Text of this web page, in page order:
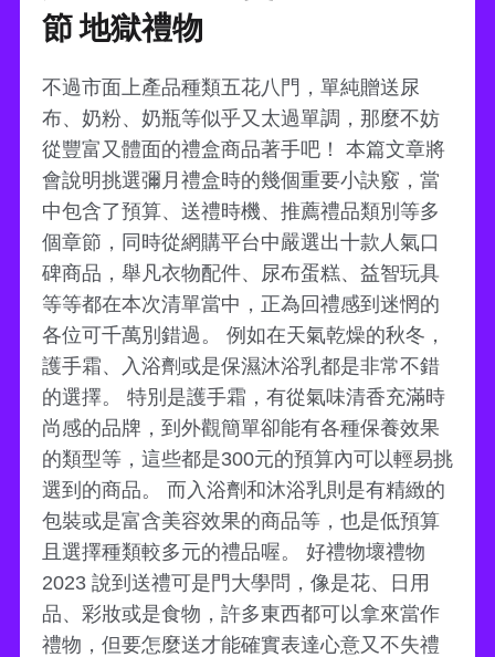
節 地獄禮物
不過市面上產品種類五花八門，單純贈送尿
布、奶粉、奶瓶等似乎又太過單調，那麼不妨
從豐富又體面的禮盒商品著手吧！ 本篇文章將
會說明挑選彌月禮盒時的幾個重要小訣竅，當
中包含了預算、送禮時機、推薦禮品類別等多
個章節，同時從網購平台中嚴選出十款人氣口
碑商品，舉凡衣物配件、尿布蛋糕、益智玩具
等等都在本次清單當中，正為回禮感到迷惘的
各位可千萬別錯過。 例如在天氣乾燥的秋冬，
護手霜、入浴劑或是保濕沐浴乳都是非常不錯
的選擇。 特別是護手霜，有從氣味清香充滿時
尚感的品牌，到外觀簡單卻能有各種保養效果
的類型等，這些都是300元的預算內可以輕易挑
選到的商品。 而入浴劑和沐浴乳則是有精緻的
包裝或是富含美容效果的商品等，也是低預算
且選擇種類較多元的禮品喔。 好禮物壞禮物
2023 說到送禮可是門大學問，像是花、日用
品、彩妝或是食物，許多東西都可以拿來當作
禮物，但要怎麼送才能確實表達心意又不失禮